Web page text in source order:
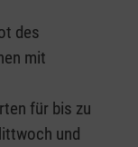
des
mit
für bis zu
und